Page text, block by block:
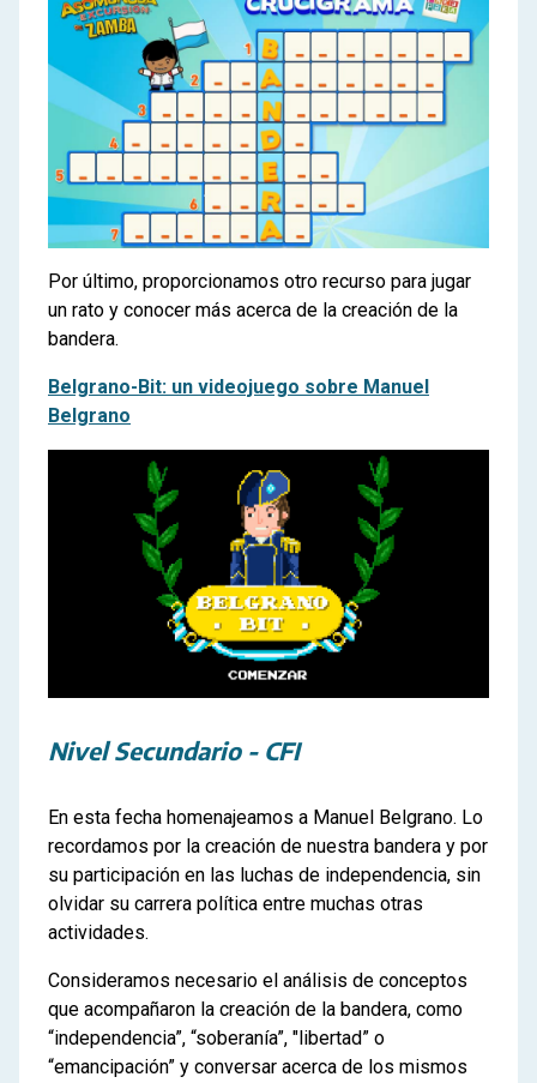
Por último, proporcionamos otro recurso para jugar
un rato y conocer más acerca de la creación de la
bandera.
Belgrano-Bit: un videojuego sobre Manuel
Belgrano
Nivel Secundario - CFI
En esta fecha homenajeamos a Manuel Belgrano. Lo
recordamos por la creación de nuestra bandera y por
su participación en las luchas de independencia, sin
olvidar su carrera política entre muchas otras
actividades.
Consideramos necesario el análisis de conceptos
que acompañaron la creación de la bandera, como
“independencia”, “soberanía”, "libertad” o
“emancipación” y conversar acerca de los mismos